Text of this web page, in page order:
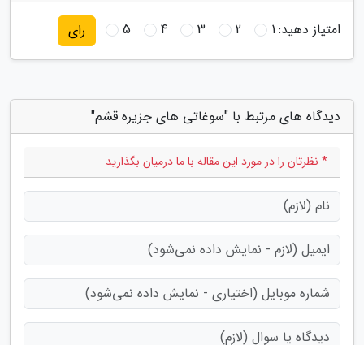
امتیاز دهید:1
2
3
4
5 رای
دیدگاه های مرتبط با "سوغاتی های جزیره قشم"
* نظرتان را در مورد این مقاله با ما درمیان بگذارید